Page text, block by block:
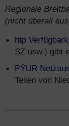
Regionale
(nicht überall
htp
SZ usw.) gibt
PŸUR
Teilen von